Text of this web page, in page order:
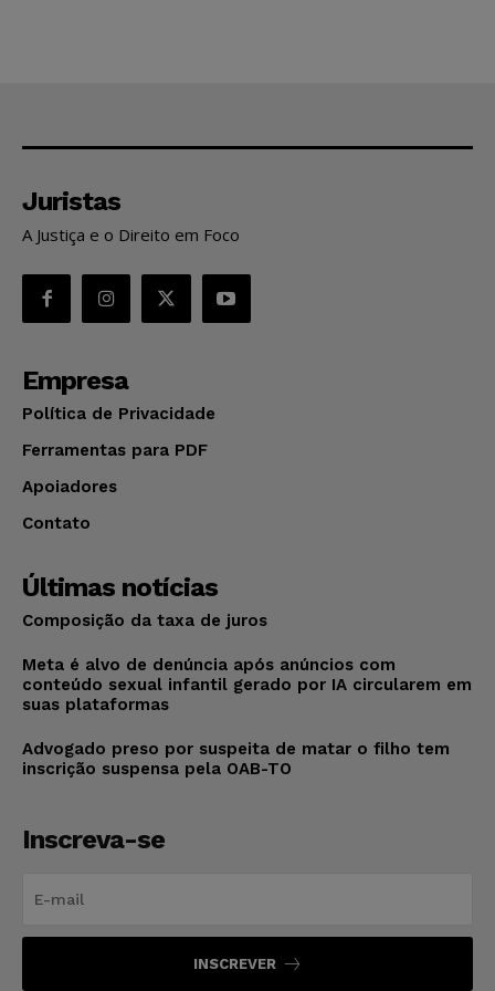
Juristas
A Justiça e o Direito em Foco
Empresa
Política de Privacidade
Ferramentas para PDF
Apoiadores
Contato
Últimas notícias
Composição da taxa de juros
Meta é alvo de denúncia após anúncios com
conteúdo sexual infantil gerado por IA circularem em
suas plataformas
Advogado preso por suspeita de matar o filho tem
inscrição suspensa pela OAB-TO
Inscreva-se
INSCREVER